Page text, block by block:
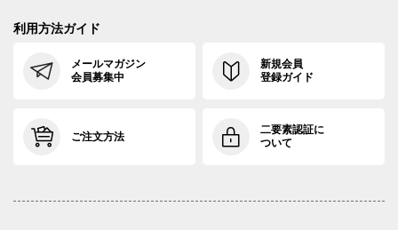
利用方法ガイド
メールマガジン
会員募集中
新規会員
登録ガイド
ご注文方法
二要素認証に
ついて